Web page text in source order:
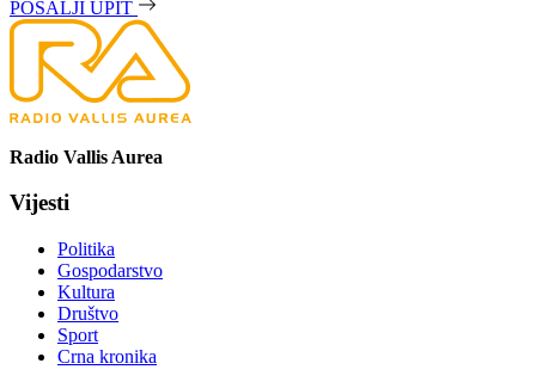
POŠALJI UPIT
Radio Vallis Aurea
Vijesti
Politika
Gospodarstvo
Kultura
Društvo
Sport
Crna kronika